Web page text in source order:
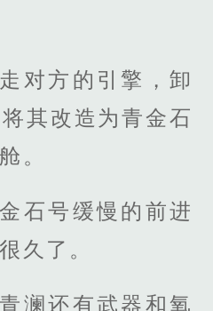
对方的引擎，卸
其改造为青金石
。
石号缓慢的前进
久了。
澜还有武器和氧